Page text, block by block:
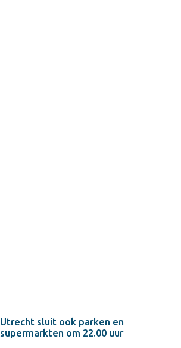
Utrecht sluit ook parken en
supermarkten om 22.00 uur